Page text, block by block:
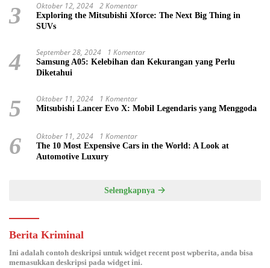
3 Oktober 12, 2024 2 Komentar
Exploring the Mitsubishi Xforce: The Next Big Thing in
SUVs
4 September 28, 2024 1 Komentar
Samsung A05: Kelebihan dan Kekurangan yang Perlu
Diketahui
5 Oktober 11, 2024 1 Komentar
Mitsubishi Lancer Evo X: Mobil Legendaris yang Menggoda
6 Oktober 11, 2024 1 Komentar
The 10 Most Expensive Cars in the World: A Look at
Automotive Luxury
Selengkapnya
Berita Kriminal
Ini adalah contoh deskripsi untuk widget recent post wpberita, anda bisa
memasukkan deskripsi pada widget ini.